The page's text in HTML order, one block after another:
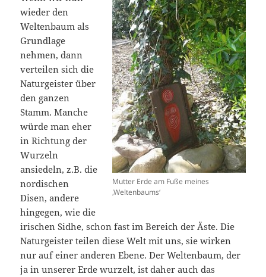
Mutter Erde am Fuße meines
‚Weltenbaums‘
wieder den
Weltenbaum als
Grundlage
nehmen, dann
verteilen sich die
Naturgeister über
den ganzen
Stamm. Manche
würde man eher
in Richtung der
Wurzeln
ansiedeln, z.B. die
nordischen
Disen, andere
hingegen, wie die
irischen Sidhe, schon fast im Bereich der Äste. Die
Naturgeister teilen diese Welt mit uns, sie wirken
nur auf einer anderen Ebene. Der Weltenbaum, der
ja in unserer Erde wurzelt, ist daher auch das